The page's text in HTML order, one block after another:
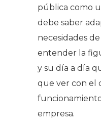
pública como
debe saber
necesidades
entender la
y su día a día
que ver con el
empresa.